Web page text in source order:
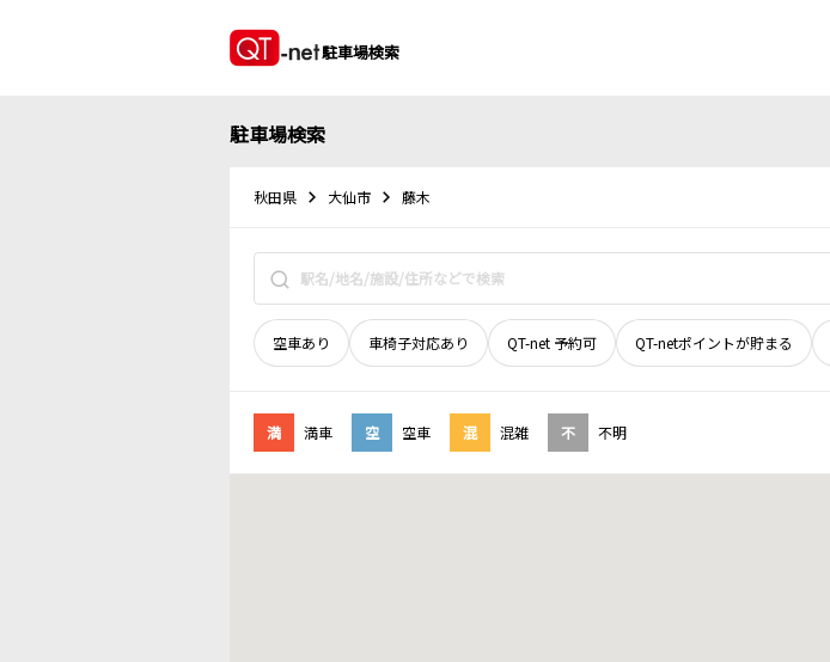
駐車場検索
駐車場検索
秋田県 大仙市 藤木
空車あり 車椅子対応あり QT-net 予約可 QT-netポイントが貯まる
満 満車 空 空車 混 混雑 不 不明